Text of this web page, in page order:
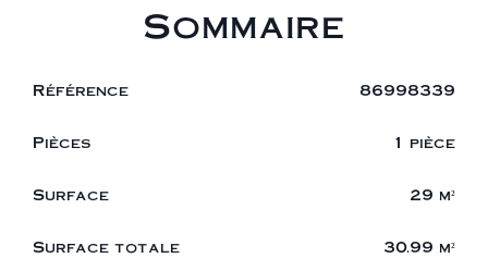
Sommaire
Référence 86998339
Pièces 1 pièce
Surface 29 m²
Surface totale 30.99 m²